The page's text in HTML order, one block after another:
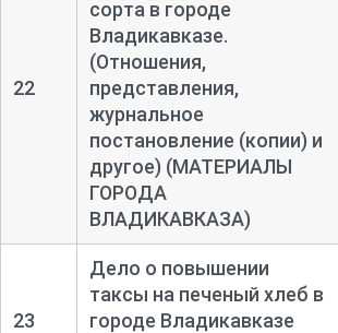
22
сорта в городе
Владикавказе.
(Отношения,
представления,
журнальное
постановление (копии) и
другое) (МАТЕРИАЛЫ
ГОРОДА
ВЛАДИКАВКАЗА)
23
Дело о повышении
таксы на печеный хлеб в
городе Владикавказе